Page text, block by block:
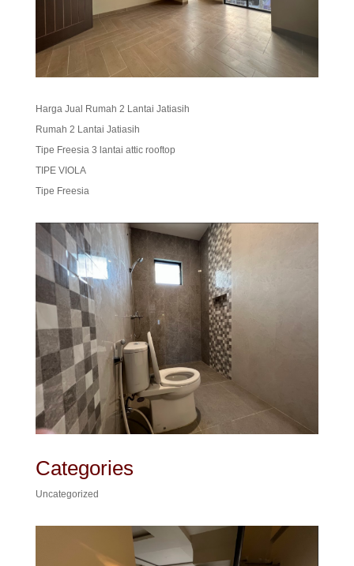
Harga Jual Rumah 2 Lantai Jatiasih
Rumah 2 Lantai Jatiasih
Tipe Freesia 3 lantai attic rooftop
TIPE VIOLA
Tipe Freesia
Categories
Uncategorized